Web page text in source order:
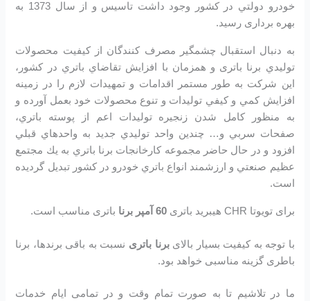
خودرو دولتي در كشور وجود داشت تاسیس و از سال 1373 به
بهره برداری رسید.
به دنبال استقبال چشمگير مصرف كنندگان از كيفيت محصولات
توليدي برنا باتری و همزمان با افزايش تقاضاي باتري در كشور،
اين شرکت به طور مستمر اقدامات و تمهيدات لازم را در زمينه
افزايش كمي و كيفي توليدات و تنوع محصولات خود بعمل آورده و
به منظور كامل شدن زنجيره توليدات اعم از پوسته باتري،
صفحات سربي و… چندين واحد توليدي جديد به واحدهاي قبلي
افزود و در حال حاضر مجموعه كارخانجات برنا باتري به يك مجتمع
عظيم صنعتي و ارزشمند انواع باتري خودرو در کشور تبديل گرديده
است.
برای تویوتا CHR هیبرید باتری 60 آمپر برنا باتری مناسب است.
با توجه به کیفیت بسیار بالایبرنا باتری نسبت به باقی برندها، برنا
باطری گزینه مناسبی خواهد بود.
ما در تلاشیم تا به صورت تمام وقت و در تمامی ایام خدمات